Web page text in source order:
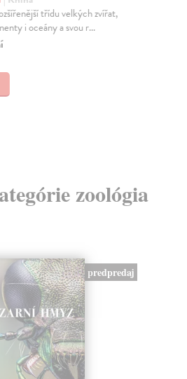
třídu velkých zvířat,
i oceány a svou r...
zoológia
predpredaj